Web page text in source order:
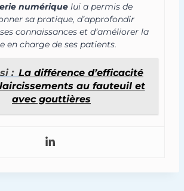
numériquelui a permis de
sa pratique, d’approfondir
connaissances et d’améliorer la
en charge de ses patients.
: La différence d’efficacité
au fauteuil et
avec gouttières